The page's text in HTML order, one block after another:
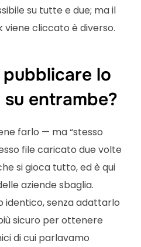
su tutte e due; ma il
viene cliccato è diverso.
lo
entrambe?
farlo — ma “stesso
file caricato due volte
si gioca tutto, ed è qui
aziende sbaglia.
identico, senza adattarlo
sicuro per ottenere
di cui parlavamo